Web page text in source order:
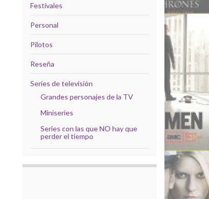
Festivales
Personal
Pilotos
Reseña
Series de televisión
Grandes personajes de la TV
Miniseries
Series con las que NO hay que
perder el tiempo